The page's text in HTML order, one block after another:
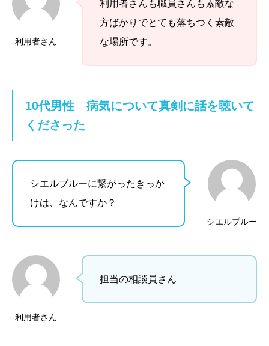
利用者さん
利用者さんも職員さんも素敵な
方ばかりでとても落ちつく素敵
な場所です。
10代男性 病気について真剣に話を聴いて
くださった
シエルブルー
シエルブルーに繋がったきっか
けは、なんですか？
利用者さん
担当の相談員さん